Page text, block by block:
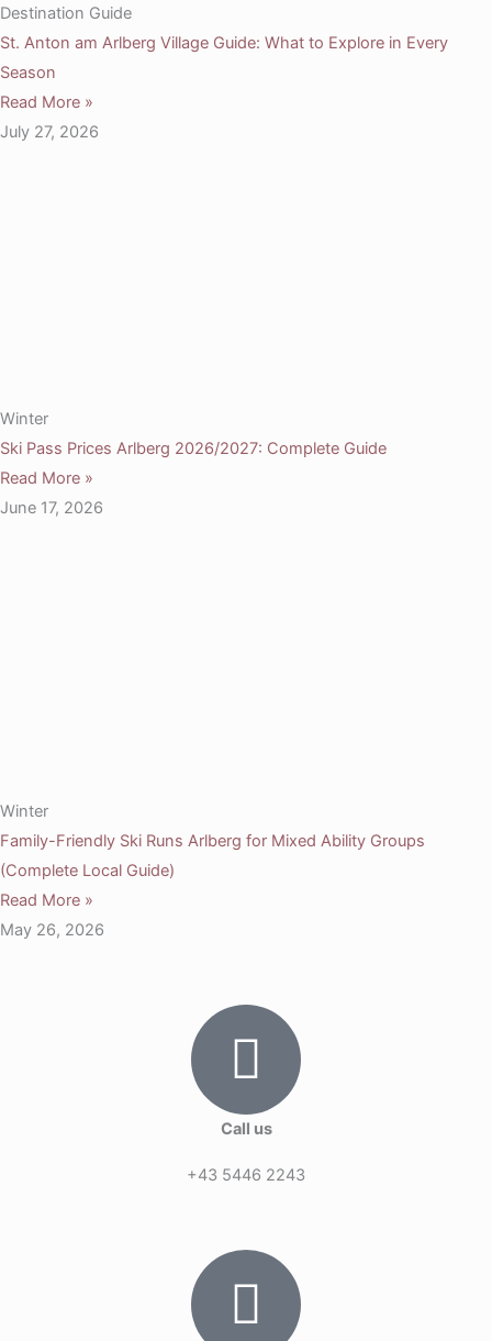
Destination Guide
St. Anton am Arlberg Village Guide: What to Explore in Every
Season
Read More »
July 27, 2026
Winter
Ski Pass Prices Arlberg 2026/2027: Complete Guide
Read More »
June 17, 2026
Winter
Family-Friendly Ski Runs Arlberg for Mixed Ability Groups
(Complete Local Guide)
Read More »
May 26, 2026
Call us
+43 5446 2243